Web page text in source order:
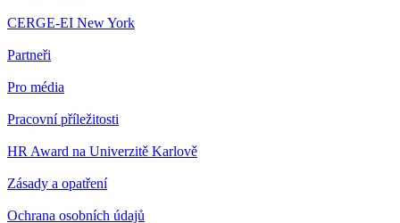
CERGE-EI New York
Partneři
Pro média
Pracovní příležitosti
HR Award na Univerzitě Karlově
Zásady a opatření
Ochrana osobních údajů